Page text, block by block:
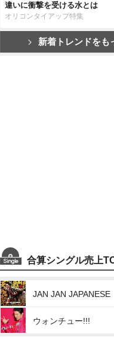
違いに衝撃を受ける水とは
オリコンタイアップ特集
新着トレンドをも
合算シングル売上
JAN JAN JAPANESE
ウォンチュー!!!